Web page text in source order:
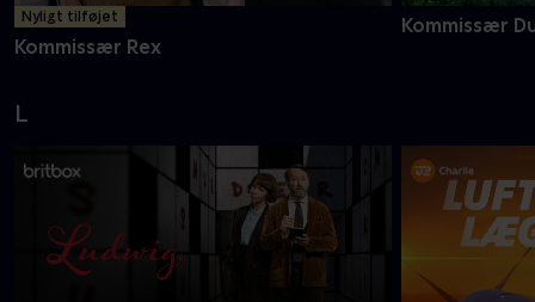
Nyligt tilføjet
Kommissær Rex
Kommissær
L